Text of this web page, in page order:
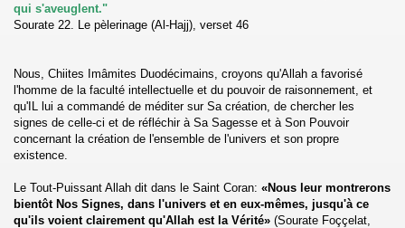
qui s'aveuglent."
Sourate 22. Le pèlerinage (Al-Hajj), verset ‎46
Nous, Chiites Imâmites Duodécimains, croyons qu'Allah a favorisé
l'homme de la faculté intellectuelle et du pouvoir de raisonnement, et
qu'IL lui a commandé de méditer sur Sa création, de chercher les
signes de celle-ci et de réfléchir à Sa Sagesse et à Son Pouvoir
concernant la création de l'ensemble de l'univers et son propre
existence.
Le Tout-Puissant Allah dit dans le Saint Coran: «Nous leur montrerons
bientôt Nos Signes, dans l'univers et en eux-mêmes, jusqu'à ce
qu'ils voient clairement qu'Allah est la Vérité» (Sourate Foççelat,
Chiites ? Mensonges
les tarawihs en groupe ?
du chameau ?